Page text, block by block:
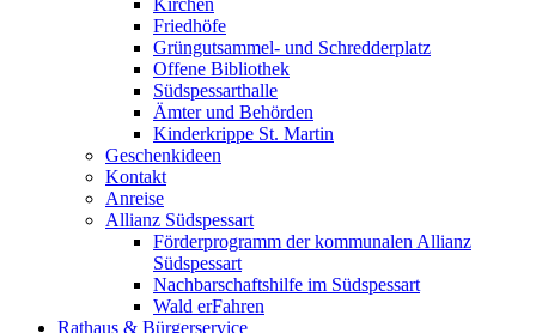
Kirchen
Friedhöfe
Grüngutsammel- und Schredderplatz
Offene Bibliothek
Südspessarthalle
Ämter und Behörden
Kinderkrippe St. Martin
Geschenkideen
Kontakt
Anreise
Allianz Südspessart
Förderprogramm der kommunalen Allianz
Südspessart
Nachbarschaftshilfe im Südspessart
Wald erFahren
Rathaus & Bürgerservice